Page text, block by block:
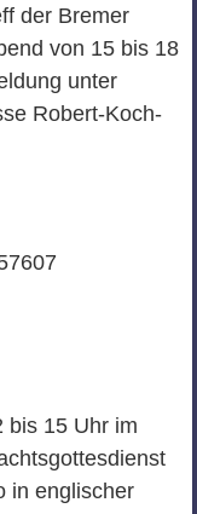
der Bremer
von 15 bis 18
unter
Robert-Koch-
bis 15 Uhr im
in englischer